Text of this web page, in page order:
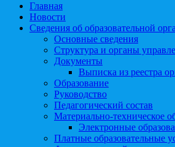
Главная
Новости
Сведения об образовательной
Основные сведения
Структура и органы
Документы
Выписка из реестра
Образование
Руководство
Педагогический состав
Материально-техническое
Электронные
Платные образовательные